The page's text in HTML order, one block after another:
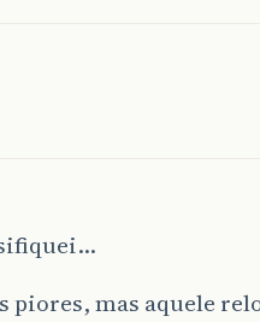
piores, mas aquele